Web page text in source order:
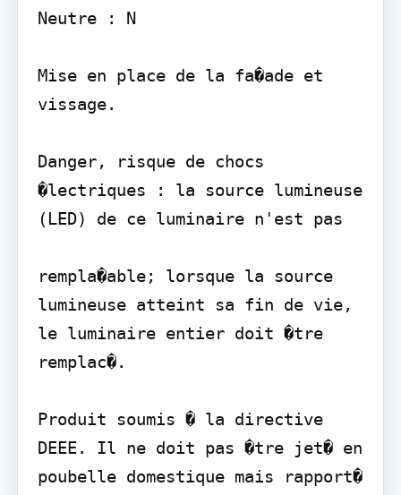
Neutre : N
Mise en place de la fa�ade et
vissage.
Danger, risque de chocs
�lectriques : la source lumineuse
(LED) de ce luminaire n'est pas
rempla�able; lorsque la source
lumineuse atteint sa fin de vie,
le luminaire entier doit �tre
remplac�.
Produit soumis � la directive
DEEE. Il ne doit pas �tre jet� en
poubelle domestique mais rapport�